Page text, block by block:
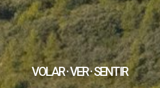
VOLAR · VER · SENTIR